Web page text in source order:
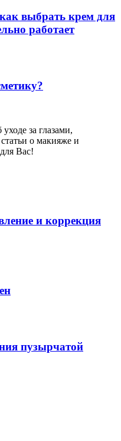
выбрать крем для
работает
за глазами,
о макияже и
Вас!
и коррекция
пузырчатой